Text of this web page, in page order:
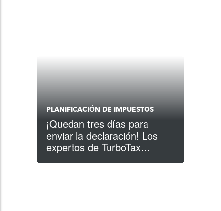
PLANIFICACIÓN DE IMPUESTOS
¡Quedan tres días para
enviar la declaración! Los
expertos de TurboTax